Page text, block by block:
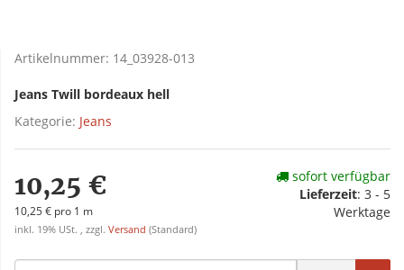
Artikelnummer: 14_03928-013
Jeans Twill bordeaux hell
Kategorie: Jeans
10,25 €
10,25 € pro 1 m
inkl. 19% USt. , zzgl. Versand (Standard)
sofort verfügbar
Lieferzeit: 3 - 5
Werktage